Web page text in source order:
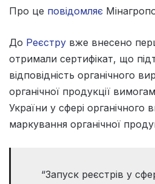
Про це повідомляє
До Реєстру вже внесено
отримали сертифікат, що
відповідність органічного
органічної продукції
України у сфері органічного
маркування органічної
“Запуск реєстрів у